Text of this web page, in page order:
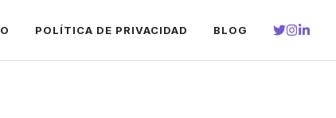
POLÍTICA DE PRIVACIDAD BLOG